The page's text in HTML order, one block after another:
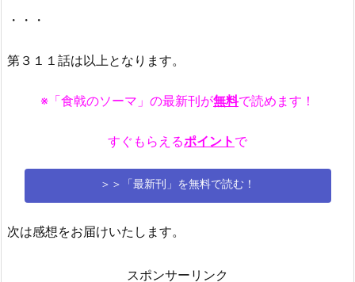
・・・
第３１１話は以上となります。
※「食戟のソーマ」の最新刊が無料で読めます！
すぐもらえるポイント で
＞＞「最新刊」を無料で読む！
次は感想をお届けいたします。
スポンサーリンク